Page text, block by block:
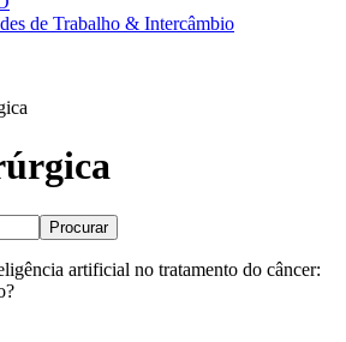
de Trabalho & Intercâmbio
Procurar
artificial no tratamento do câncer: